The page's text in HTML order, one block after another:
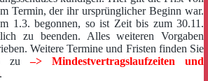
Termin, der ihr ursprünglicher Beginn war.
1.3. begonnen, so ist Zeit bis zum 30.11.
zu beenden. Alles weiteren Vorgaben
Weitere Termine und Fristen finden Sie
zu–> Mindestvertragslaufzeiten und
.